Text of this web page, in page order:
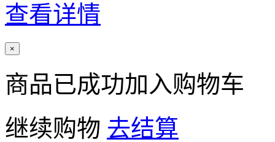
查看详情
×
商品已成功加入购物车
继续购物 去结算